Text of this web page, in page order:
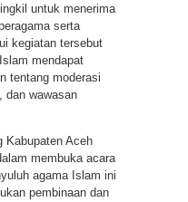
untuk menerima
serta
kegiatan tersebut
mendapat
tentang moderasi
dan wawasan
Kabupaten Aceh
membuka acara
agama Islam ini
pembinaan dan